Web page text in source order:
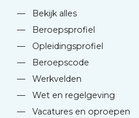
—
Bekijk alles
—
Beroepsprofiel
—
Opleidingsprofiel
—
Beroepscode
—
Werkvelden
—
Wet en regelgeving
—
Vacatures en oproepen